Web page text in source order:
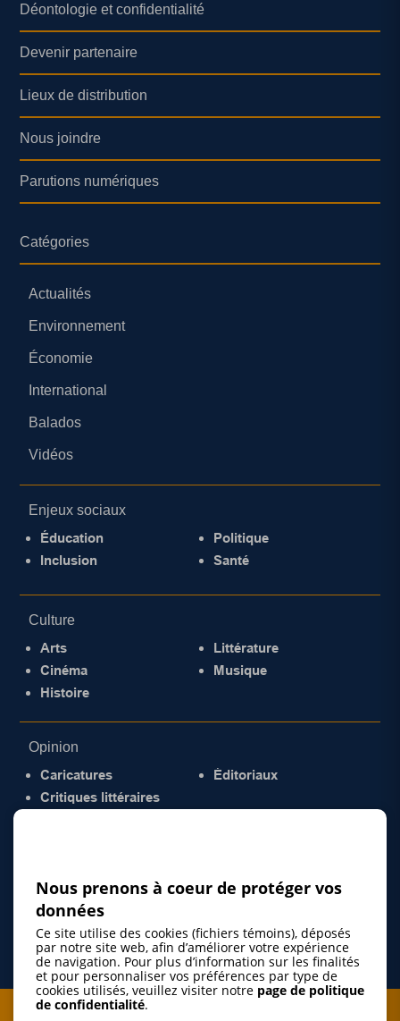
Déontologie et confidentialité
Devenir partenaire
Lieux de distribution
Nous joindre
Parutions numériques
Catégories
Actualités
Environnement
Économie
International
Balados
Vidéos
Enjeux sociaux
Éducation
Inclusion
Politique
Santé
Culture
Arts
Cinéma
Histoire
Littérature
Musique
Opinion
Caricatures
Critiques littéraires
Éditoriaux
Je m'abonne à l'infolettre
Nous prenons à coeur de protéger vos
données
Ce site utilise des cookies (fichiers témoins), déposés
par notre site web, afin d’améliorer votre expérience
de navigation. Pour plus d’information sur les finalités
et pour personnaliser vos préférences par type de
cookies utilisés, veuillez visiter notre page de politique
de confidentialité.